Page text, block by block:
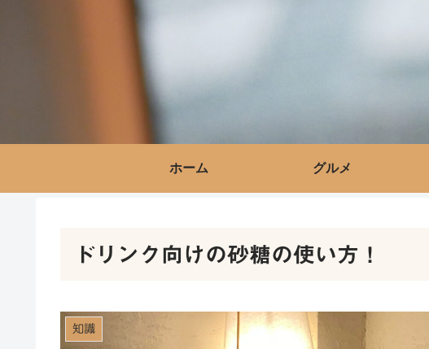
ホーム グルメ
ドリンク向けの砂糖の使い方！
知識